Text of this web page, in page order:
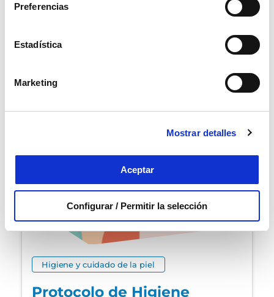
Preferencias
Estadística
Marketing
Mostrar detalles
Aceptar
Configurar / Permitir la selección
Higiene y cuidado de la piel
Protocolo de Higiene